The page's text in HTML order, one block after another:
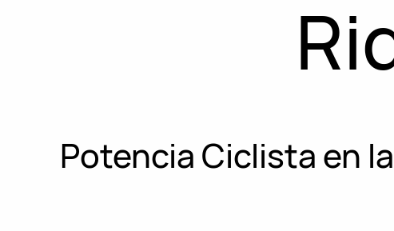
Potencia Ciclista en